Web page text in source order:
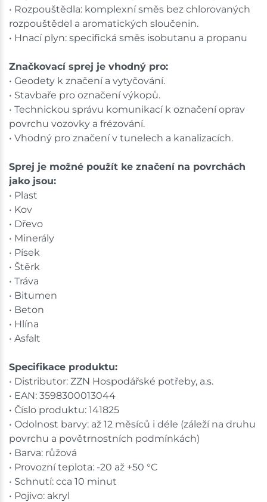
• Rozpouštědla: komplexní směs bez chlorovaných
rozpouštědel a aromatických sloučenin.
• Hnací plyn: specifická směs isobutanu a propanu
Značkovací sprej je vhodný pro:
• Geodety k značení a vytyčování.
• Stavbaře pro označení výkopů.
• Technickou správu komunikací k označení oprav
povrchu vozovky a frézování.
• Vhodný pro značení v tunelech a kanalizacích.
Sprej je možné použít ke značení na povrchách
jako jsou:
• Plast
• Kov
• Dřevo
• Minerály
• Písek
• Štěrk
• Tráva
• Bitumen
• Beton
• Hlína
• Asfalt
Specifikace produktu:
• Distributor: ZZN Hospodářské potřeby, a.s.
• EAN: 3598300013044
• Číslo produktu: 141825
• Odolnost barvy: až 12 měsíců i déle (záleží na druhu
povrchu a povětrnostních podmínkách)
• Barva: růžová
• Provozní teplota: -20 až +50 °C
• Schnutí: cca 10 minut
• Pojivo: akryl